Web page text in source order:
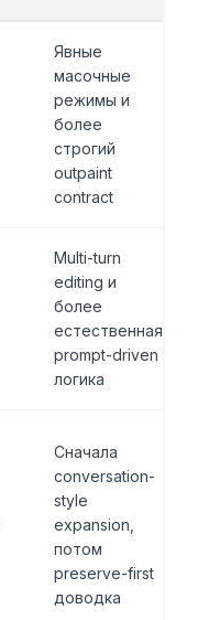
Явные
масочные
режимы и
более
строгий
outpaint
contract
Multi-turn
editing и
более
естественная
prompt-driven
логика
Сначала
conversation-
style
expansion,
потом
preserve-first
доводка